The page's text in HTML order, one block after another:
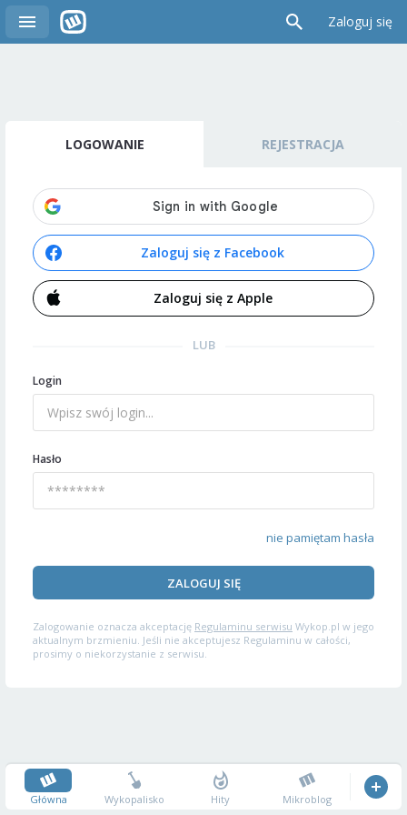
Zaloguj się
LOGOWANIE REJESTRACJA
Zaloguj się z Facebook
Zaloguj się z Apple
LUB
Login
Hasło
nie pamiętam hasła
ZALOGUJ SIĘ
Zalogowanie oznacza akceptację Regulaminu serwisu Wykop.pl w jego
aktualnym brzmieniu. Jeśli nie akceptujesz Regulaminu w całości,
prosimy o niekorzystanie z serwisu.
Główna Wykopalisko Hity Mikroblog